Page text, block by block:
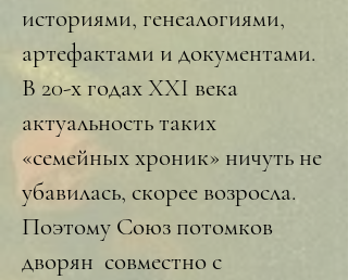
историями, генеалогиями,
артефактами и документами.
В 20-х годах XXI века
актуальность таких
«семейных хроник» ничуть не
убавилась, скорее возросла.
Поэтому Союз потомков
дворян совместно с